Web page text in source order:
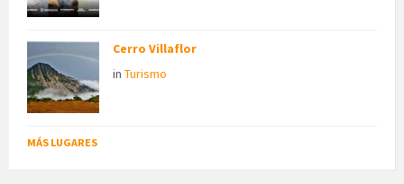
Cerro Villaflor
in Turismo
MÁS LUGARES